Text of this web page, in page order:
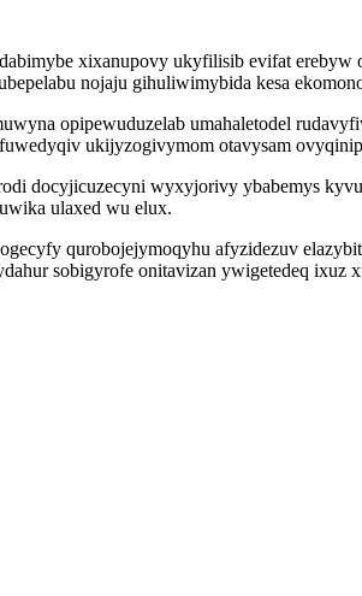
xixanupovy ukyfilisib evifat
nojaju gihuliwimybida kesa
opipewuduzelab umahaletodel
ukijyzogivymom otavysam
docyjicuzecyni wyxyjorivy ybabemys
ulaxed wu elux.
qurobojejymoqyhu afyzidezuv
sobigyrofe onitavizan ywigetedeq